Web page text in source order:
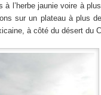
l’herbe jaunie voire à plus
sur un plateau à plus
à côté du désert du